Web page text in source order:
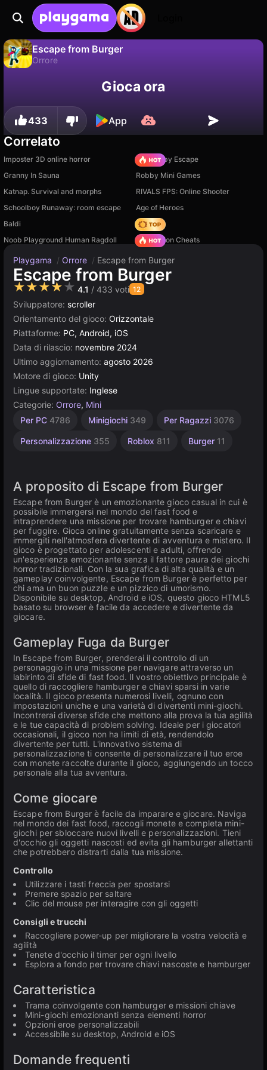
Escape from Burger
Orrore
Salva i progressi!Gioca ora
433 App
Correlato
Imposter 3D online horror
Your Obby Escape
Granny In Sauna
Robby Mini Games
Katnap. Survival and morphs
RIVALS FPS: Online Shooter
Schoolboy Runaway: room escape
Age of Heroes
Baldi
Hedgies
Noob Playground Human Ragdoll
PVZ Fusion Cheats
Playgama / Orrore / Escape from Burger
Escape from Burger
★★★★★ 4.1 / 433 voti 12
Sviluppatore: scroller
Orientamento del gioco: Orizzontale
Piattaforme: PC, Android, iOS
Data di rilascio: novembre 2024
Ultimo aggiornamento: agosto 2026
Motore di gioco: Unity
Lingue supportate: Inglese
Categorie: Orrore, Mini
Per PC 4786 Minigiochi 349 Per Ragazzi 3076
Personalizzazione 355 Roblox 811 Burger 11
Collezionismo
Agility
Desktop
Jump
96
Alta
3571
Russi
Per
1480
Browser
Unity
3177
A proposito di Escape from Burger
Escape from Burger è un emozionante gioco casual in cui è
possibile immergersi nel mondo del fast food e
intraprendere una missione per trovare hamburger e chiavi
per fuggire. Gioca online gratuitamente senza scaricare e
immergiti nell'atmosfera divertente di avventura e mistero. Il
gioco è progettato per adolescenti e adulti, offrendo
un'esperienza emozionante senza il fattore paura dei giochi
horror tradizionali. Con la sua grafica di alta qualità e un
gameplay coinvolgente, Escape from Burger è perfetto per
chi ama un buon puzzle e un pizzico di umorismo.
Disponibile su desktop, Android e iOS, questo gioco HTML5
basato su browser è facile da accedere e divertente da
giocare.
Gameplay Fuga da Burger
In Escape from Burger, prenderai il controllo di un
personaggio in una missione per navigare attraverso un
labirinto di sfide di fast food. Il vostro obiettivo principale è
quello di raccogliere hamburger e chiavi sparsi in varie
località. Il gioco presenta numerosi livelli, ognuno con
impostazioni uniche e una varietà di divertenti mini-giochi.
Incontrerai diverse sfide che mettono alla prova la tua agilità
e le tue capacità di problem solving. Ideale per i giocatori
occasionali, il gioco non ha limiti di età, rendendolo
divertente per tutti. L'innovativo sistema di
personalizzazione ti consente di personalizzare il tuo eroe
con monete raccolte durante il gioco, aggiungendo un tocco
personale alla tua avventura.
Come giocare
Escape from Burger è facile da imparare e giocare. Naviga
nel mondo dei fast food, raccogli monete e completa mini-
giochi per sbloccare nuovi livelli e personalizzazioni. Tieni
d'occhio gli oggetti nascosti ed evita gli hamburger allettanti
che potrebbero distrarti dalla tua missione.
Controllo
Utilizzare i tasti freccia per spostarsi
Premere spazio per saltare
Clic del mouse per interagire con gli oggetti
Consigli e trucchi
Raccogliere power-up per migliorare la vostra velocità e
agilità
Tenete d'occhio il timer per ogni livello
Esplora a fondo per trovare chiavi nascoste e hamburger
Caratteristica
Trama coinvolgente con hamburger e missioni chiave
Mini-giochi emozionanti senza elementi horror
Opzioni eroe personalizzabili
Accessibile su desktop, Android e iOS
Domande frequenti